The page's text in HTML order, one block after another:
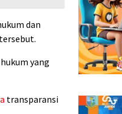
dan
yang
transparansi